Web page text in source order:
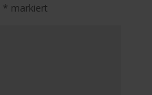
* markiert